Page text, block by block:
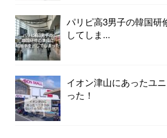
パリピ高3男子の韓国研
してしま...
イオン津山にあったユ
った！